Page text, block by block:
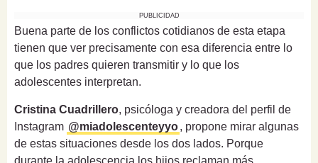
PUBLICIDAD
Buena parte de los conflictos cotidianos de esta etapa
tienen que ver precisamente con esa diferencia entre lo
que los padres quieren transmitir y lo que los
adolescentes interpretan.
Cristina Cuadrillero, psicóloga y creadora del perfil de
Instagram @miadolescenteyyo, propone mirar algunas
de estas situaciones desde los dos lados. Porque
durante la adolescencia los hijos reclaman más